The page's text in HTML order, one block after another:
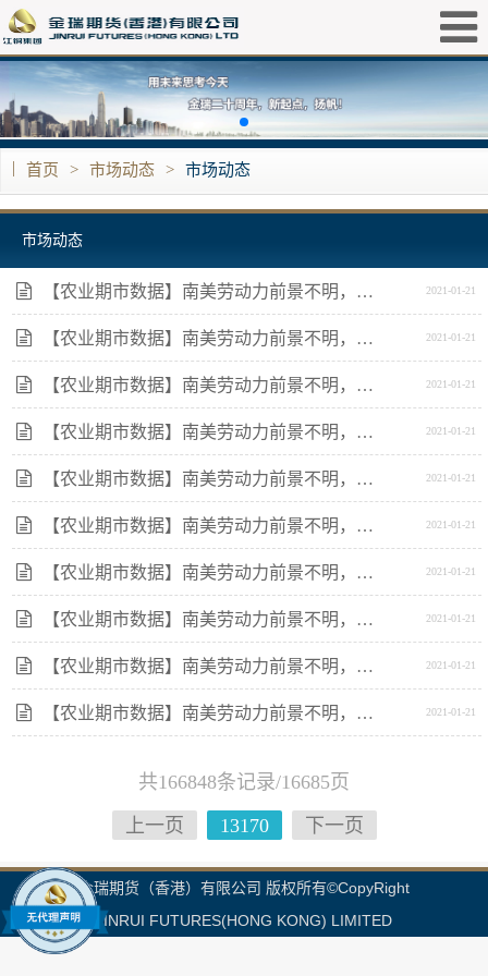
| 首页 > 市场动态 > 市场动态
市场动态
【农业期市数据】南美劳动力前景不明，美豆期货企稳 2021-01-21
【农业期市数据】南美劳动力前景不明，美豆期货企稳 2021-01-21
【农业期市数据】南美劳动力前景不明，美豆期货企稳 2021-01-21
【农业期市数据】南美劳动力前景不明，美豆期货企稳 2021-01-21
【农业期市数据】南美劳动力前景不明，美豆期货企稳 2021-01-21
【农业期市数据】南美劳动力前景不明，美豆期货企稳 2021-01-21
【农业期市数据】南美劳动力前景不明，美豆期货企稳 2021-01-21
【农业期市数据】南美劳动力前景不明，美豆期货企稳 2021-01-21
【农业期市数据】南美劳动力前景不明，美豆期货企稳 2021-01-21
【农业期市数据】南美劳动力前景不明，美豆期货企稳 2021-01-21
共166848条记录/16685页
上一页
13170 下一页
金瑞期货（香港）有限公司 版权所有©CopyRight
JINRUI FUTURES(HONG KONG) LIMITED